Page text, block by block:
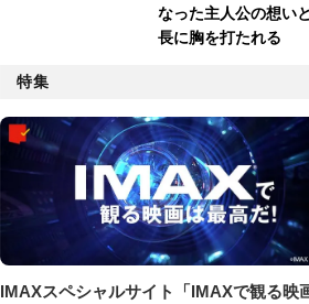
なった主人公の想い
長に胸を打たれる
特集
IMAXスペシャルサイト「IMAXで観る映